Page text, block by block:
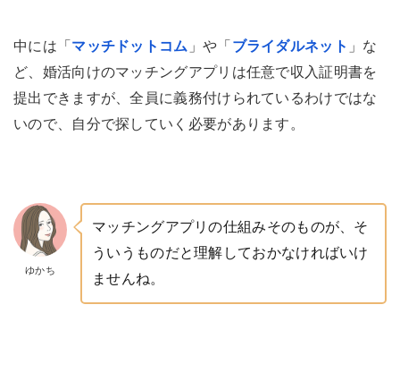
中には「 マッチドットコム 」や「 ブライダルネット 」な
ど、婚活向けのマッチングアプリは任意で収入証明書を
提出できますが、全員に義務付けられているわけではな
いので、自分で探していく必要があります。
ゆかち
マッチングアプリの仕組みそのものが、そ
ういうものだと理解しておかなければいけ
ませんね。